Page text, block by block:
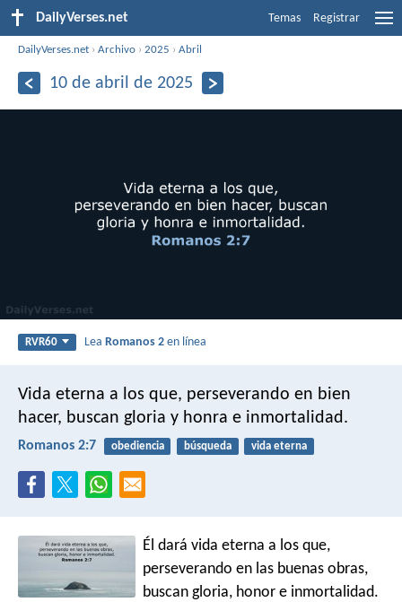
DailyVerses.net Temas Registrar
DailyVerses.net ›Archivo ›2025 ›Abril
10 de abril de 2025
RVR60 LeaRomanos 2 en línea
Vida eterna a los que, perseverando en bien
hacer, buscan gloria y honra e inmortalidad.
Romanos 2:7 obediencia búsqueda vida eterna
Él dará vida eterna a los que,
perseverando en las buenas obras,
buscan gloria, honor e inmortalidad.